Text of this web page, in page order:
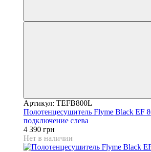
Артикул: TEFB800L
Полотенцесушитель Flyme Black EF
подключение слева
4 390 грн
Нет в наличии